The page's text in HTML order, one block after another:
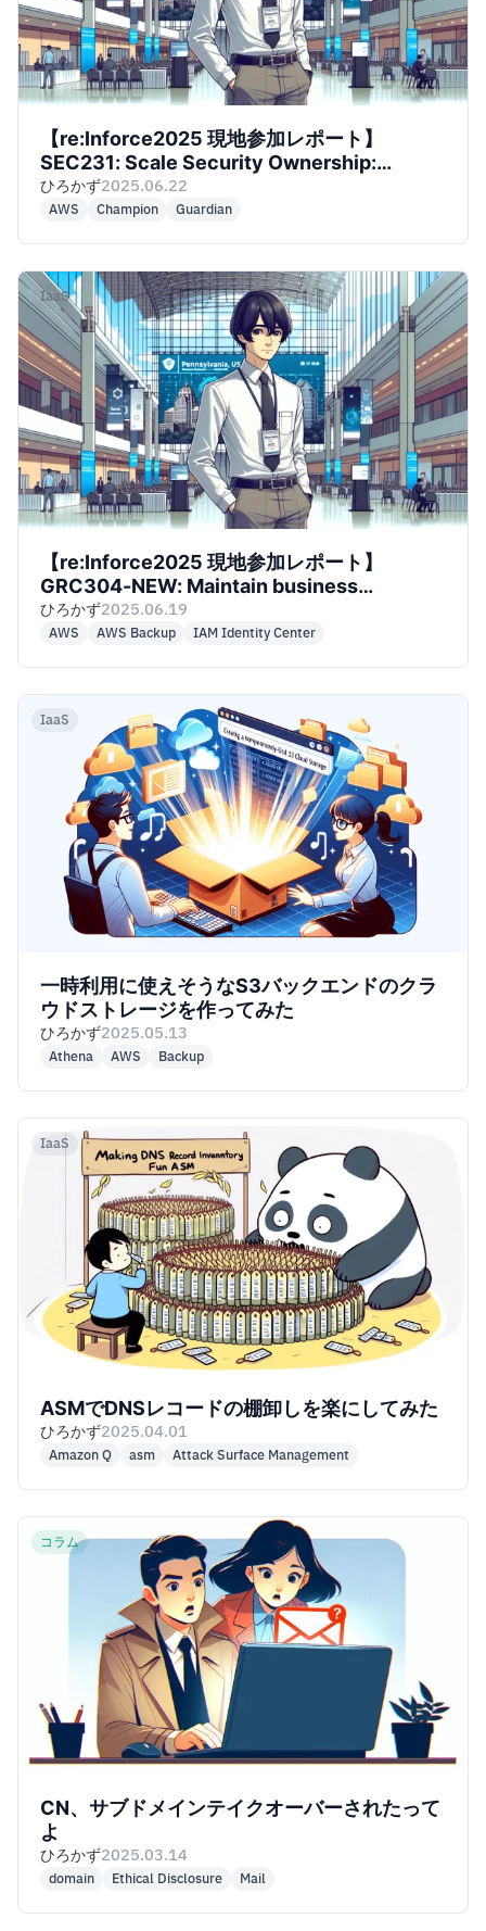
【re:Inforce2025 現地参加レポート】
SEC231: Scale Security Ownership:
Building Your Security Champions
Program
ひろかず2025.06.22
AWS Champion Guardian
IaaS
【re:Inforce2025 現地参加レポート】
GRC304-NEW: Maintain business
continuity using AWS Backup and Multi-
party approval
ひろかず2025.06.19
AWS AWS Backup IAM Identity Center
IaaS
一時利用に使えそうなS3バックエンドのクラ
ウドストレージを作ってみた
ひろかず2025.05.13
Athena AWS Backup
IaaS
ASMでDNSレコードの棚卸しを楽にしてみた
ひろかず2025.04.01
Amazon Q asm Attack Surface Management
コラム
CN、サブドメインテイクオーバーされたって
よ
ひろかず2025.03.14
domain Ethical Disclosure Mail